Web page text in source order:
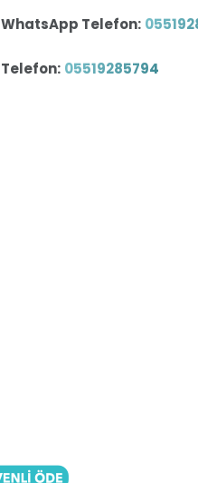
WhatsApp Telefon:
Telefon: 05519285794